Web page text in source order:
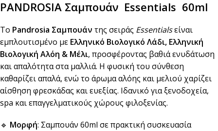
PANDROSIA Σαμπουάν Essentials 60ml
Το Pandrosia Σαμπουάν της σειράς Essentialsείναι
εμπλουτισμένο με Ελληνικό Βιολογικό Λάδι, Ελληνική
Βιολογική Αλόη & Μέλι, προσφέροντας βαθιά ενυδάτωση
και απαλότητα στα μαλλιά. Η φυσική του σύνθεση
καθαρίζει απαλά, ενώ το άρωμα αλόης και μελιού χαρίζει
αίσθηση φρεσκάδας και ευεξίας. Ιδανικό για ξενοδοχεία,
spa και επαγγελματικούς χώρους φιλοξενίας.
🔹 Μορφή: Σαμπουάν 60ml σε πρακτική συσκευασία